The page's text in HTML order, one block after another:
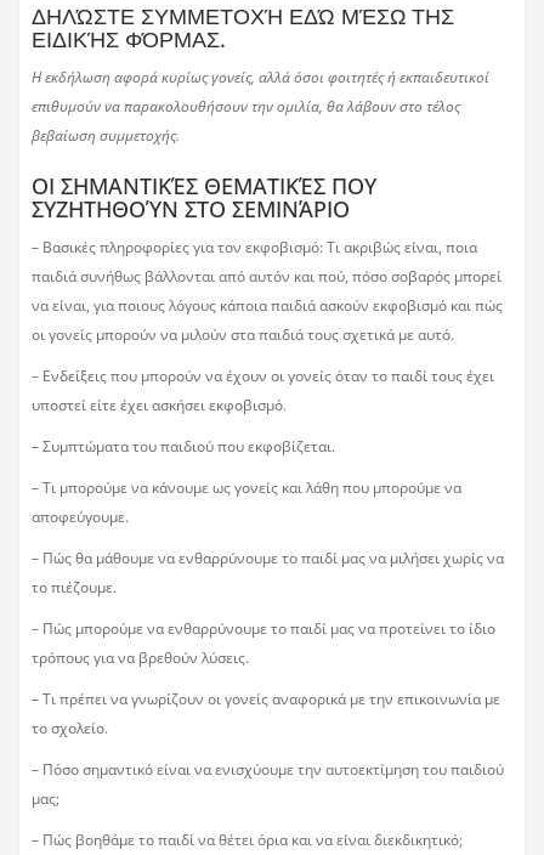
ΔΗΛΏΣΤΕ ΣΥΜΜΕΤΟΧΉ ΕΔΏ ΜΈΣΩ ΤΗΣ
ΕΙΔΙΚΉΣ ΦΌΡΜΑΣ.
Η εκδήλωση αφορά κυρίως γονείς, αλλά όσοι φοιτητές ή εκπαιδευτικοί
επιθυμούν να παρακολουθήσουν την ομιλία, θα λάβουν στο τέλος
βεβαίωση συμμετοχής.
ΟΙ ΣΗΜΑΝΤΙΚΈΣ ΘΕΜΑΤΙΚΈΣ ΠΟΥ
ΣΥΖΗΤΗΘΟΎΝ ΣΤΟ ΣΕΜΙΝΆΡΙΟ
– Βασικές πληροφορίες για τον εκφοβισμό: Τι ακριβώς είναι, ποια
παιδιά συνήθως βάλλονται από αυτόν και πού, πόσο σοβαρός μπορεί
να είναι, για ποιους λόγους κάποια παιδιά ασκούν εκφοβισμό και πώς
οι γονείς μπορούν να μιλούν στα παιδιά τους σχετικά με αυτό.
– Ενδείξεις που μπορούν να έχουν οι γονείς όταν το παιδί τους έχει
υποστεί είτε έχει ασκήσει εκφοβισμό.
– Συμπτώματα του παιδιού που εκφοβίζεται.
– Τι μπορούμε να κάνουμε ως γονείς και λάθη που μπορούμε να
αποφεύγουμε.
– Πώς θα μάθουμε να ενθαρρύνουμε το παιδί μας να μιλήσει χωρίς να
το πιέζουμε.
– Πώς μπορούμε να ενθαρρύνουμε το παιδί μας να προτείνει το ίδιο
τρόπους για να βρεθούν λύσεις.
– Τι πρέπει να γνωρίζουν οι γονείς αναφορικά με την επικοινωνία με
το σχολείο.
– Πόσο σημαντικό είναι να ενισχύουμε την αυτοεκτίμηση του παιδιού
μας;
– Πώς βοηθάμε το παιδί να θέτει όρια και να είναι διεκδικητικό;